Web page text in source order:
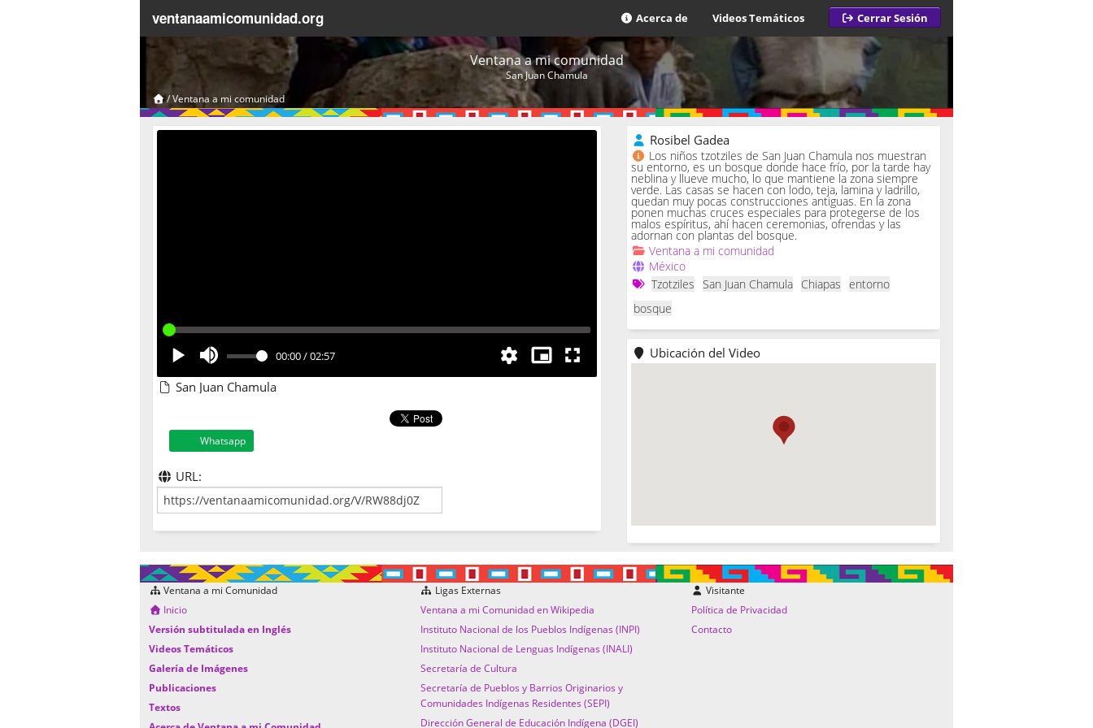
ventanaamicomunidad.org Acerca de Videos Temáticos Cerrar Sesión
Ventana a mi comunidad
San Juan Chamula
/Ventana a mi comunidad
00:00/02:57
San Juan Chamula
Whatsapp
URL:
Rosibel Gadea
Los niños tzotziles de San Juan Chamula nos muestran
su entorno, es un bosque donde hace frío, por la tarde hay
neblina y llueve mucho, lo que mantiene la zona siempre
verde. Las casas se hacen con lodo, teja, lamina y ladrillo,
quedan muy pocas construcciones antiguas. En la zona
ponen muchas cruces especiales para protegerse de los
malos espíritus, ahí hacen ceremonias, ofrendas y las
adornan con plantas del bosque.
Ventana a mi comunidad
México
Tzotziles San Juan Chamula Chiapas entorno
bosque
Ubicación del Video
Ventana a mi Comunidad
Inicio
Versión subtitulada en Inglés
Videos Temáticos
Galería de Imágenes
Publicaciones
Textos
Ligas Externas
Ventana a mi Comunidad en Wikipedia
Instituto Nacional de los Pueblos Indígenas (INPI)
Instituto Nacional de Lenguas Indígenas (INALI)
Secretaría de Cultura
Secretaría de Pueblos y Barrios Originarios y
Comunidades Indígenas Residentes (SEPI)
Dirección General de Educación Indígena (DGEI)
Visitante
Política de Privacidad
Contacto